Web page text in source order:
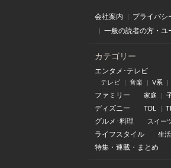
会社案内 プライバシ
一般の読者の方・ユ
カテゴリー
エンタメ･テレビ
テレビ 音楽 V系
ファミリー 家庭
ディズニー TDL
グルメ･料理 スイー
ライフスタイル 生
特集 ・ 連載 ・ まとめ